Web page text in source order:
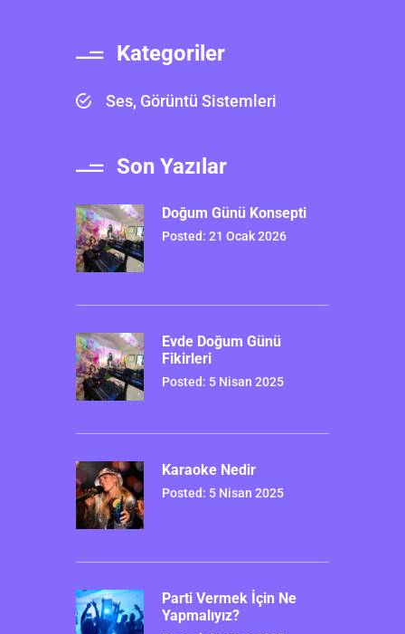
Kategoriler
Ses, Görüntü Sistemleri
Son Yazılar
Doğum Günü Konsepti
Posted: 21 Ocak 2026
Evde Doğum Günü
Fikirleri
Posted: 5 Nisan 2025
Karaoke Nedir
Posted: 5 Nisan 2025
Parti Vermek İçin Ne
Yapmalıyız?